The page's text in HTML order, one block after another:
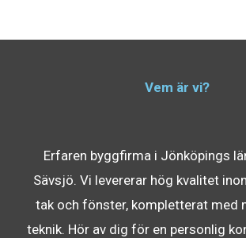
Vem är vi?
Erfaren byggfirma i Jönköpings
Sävsjö. Vi levererar hög kvalitet
tak och fönster, kompletterat med
teknik. Hör av dig för en personlig